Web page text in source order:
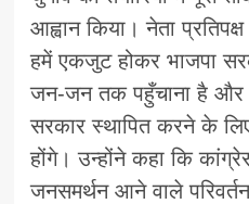
आह्वान किया। नेता
हमें एकजुट होकर भाजपा
जन-जन तक पहुँचाना है और
सरकार स्थापित करने के
होंगे। उन्होंने कहा कि
जनसमर्थन आने वाले